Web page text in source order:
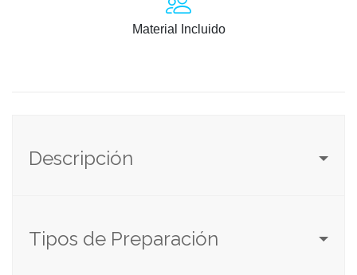
Material Incluido
Descripción
Tipos de Preparación